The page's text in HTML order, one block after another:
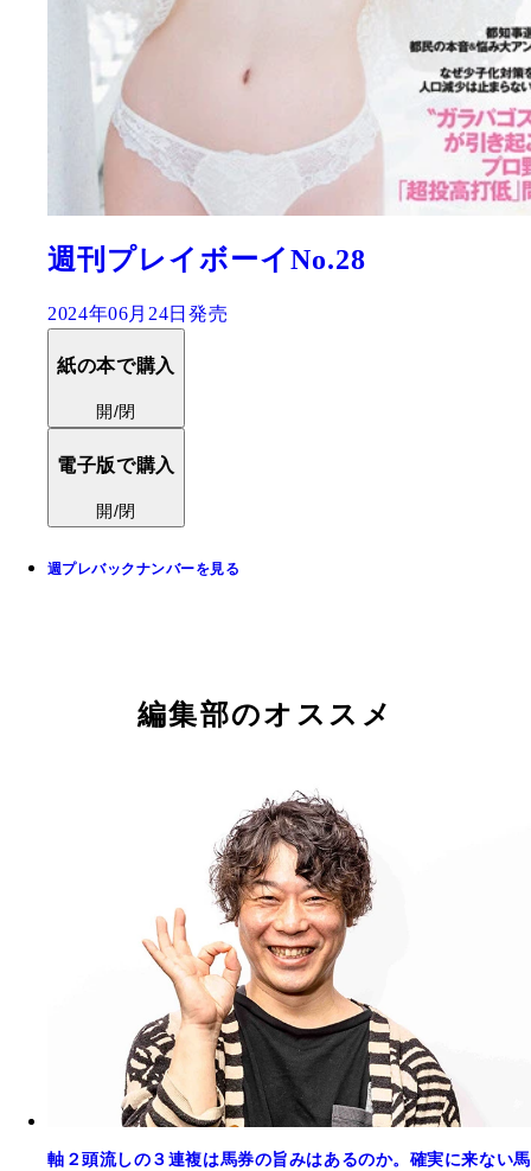
週刊プレイボーイNo.28
2024年06月24日発売
紙の本で購入
開/閉
電子版で購入
開/閉
週プレバックナンバーを見る
編集部のオススメ
軸２頭流しの３連複は馬券の旨みはあるのか。確実に来ない馬